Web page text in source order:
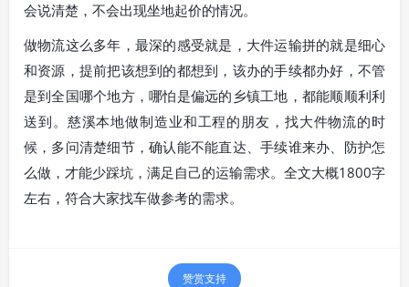
会说清楚，不会出现坐地起价的情况。
做物流这么多年，最深的感受就是，大件运输拼的就是细心
和资源，提前把该想到的都想到，该办的手续都办好，不管
是到全国哪个地方，哪怕是偏远的乡镇工地，都能顺顺利利
送到。慈溪本地做制造业和工程的朋友，找大件物流的时
候，多问清楚细节，确认能不能直达、手续谁来办、防护怎
么做，才能少踩坑，满足自己的运输需求。全文大概1800字
左右，符合大家找车做参考的需求。
赞赏支持